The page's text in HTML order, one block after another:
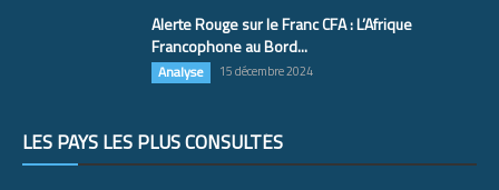
Alerte Rouge sur le Franc CFA : L’Afrique
Francophone au Bord...
Analyse 15 décembre 2024
LES PAYS LES PLUS CONSULTÉS